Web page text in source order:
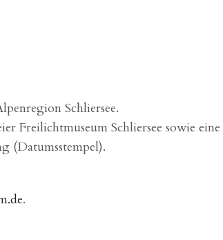
Schliersee.
Freilichtmuseum Schliersee sowie eine
(Datumsstempel).
.